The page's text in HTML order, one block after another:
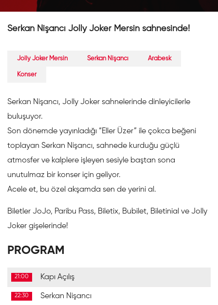
Serkan Nişancı Jolly Joker Mersin sahnesinde!
Jolly Joker Mersin Serkan Nişancı Arabesk
Konser
Serkan Nişancı, Jolly Joker sahnelerinde dinleyicilerle
buluşuyor. ⁣⁣
Son dönemde yayınladığı “Eller Üzer” ile çokca beğeni
toplayan Serkan Nişancı, sahnede kurduğu güçlü
atmosfer ve kalplere işleyen sesiyle baştan sona
unutulmaz bir konser için geliyor. ⁣⁣
Acele et, bu özel akşamda sen de yerini al. ⁣⁣
Biletler JoJo, Paribu Pass, Biletix, Bubilet, Biletinial ve Jolly
Joker gişelerinde!
PROGRAM
21:00 Kapı Açılış
22:30 Serkan Nişancı